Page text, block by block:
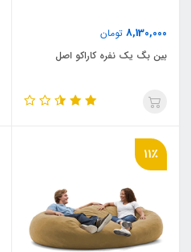
8,130,000 تومان
بین بگ یک نفره کاراکو اصل
11٪